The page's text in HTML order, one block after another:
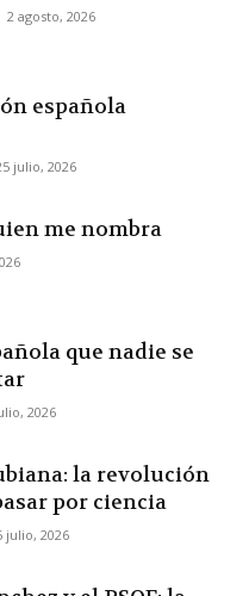
2 agosto, 2026
española
julio, 2026
me nombra
que nadie se
2026
la revolución
por ciencia
julio, 2026